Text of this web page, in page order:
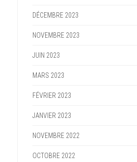
DÉCEMBRE 2023
NOVEMBRE 2023
JUIN 2023
MARS 2023
FÉVRIER 2023
JANVIER 2023
NOVEMBRE 2022
OCTOBRE 2022